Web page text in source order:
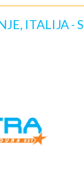
ITALIJA -